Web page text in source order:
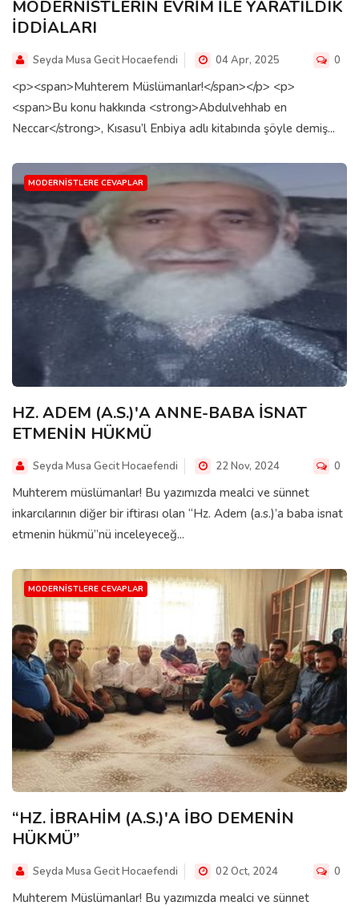
MODERNİSTLERİN EVRİM İLE YARATILDIK
İDDİALARI
Seyda Musa Gecit Hocaefendi 04 Apr, 2025 0
<p><span>Muhterem Müslümanlar!</span></p> <p>
<span>Bu konu hakkında <strong>Abdulvehhab en
Neccar</strong>, Kısasu’l Enbiya adlı kitabında şöyle demiş...
MODERNISTLERE CEVAPLAR
HZ. ADEM (A.S.)'A ANNE-BABA İSNAT
ETMENİN HÜKMÜ
Seyda Musa Gecit Hocaefendi 22 Nov, 2024 0
Muhterem müslümanlar! Bu yazımızda mealci ve sünnet
inkarcılarının diğer bir iftirası olan “Hz. Adem (a.s.)’a baba isnat
etmenin hükmü”nü inceleyeceğ...
MODERNISTLERE CEVAPLAR
“HZ. İBRAHİM (A.S.)'A İBO DEMENİN
HÜKMÜ”
Seyda Musa Gecit Hocaefendi 02 Oct, 2024 0
Muhterem Müslümanlar! Bu yazımızda mealci ve sünnet